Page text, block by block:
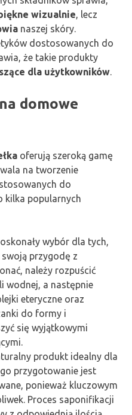
wizualnie, lecz
naszej skóry.
dostosowanych do
że takie produkty
dla użytkowników.
domowe
oferują szeroką gamę
na tworzenie
do
kilka popularnych
wybór dla tych,
przygodę z
należy rozpuścić
wodnej, a następnie
eteryczne oraz
do formy i
się wyjątkowymi
produkt idealny dla
przygotowanie jest
ponieważ kluczowym
Proces saponifikacji